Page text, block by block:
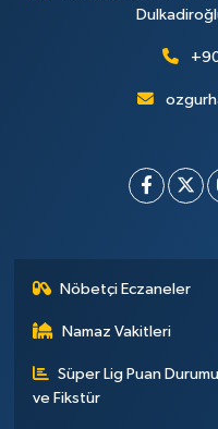
Nöbetçi Eczaneler
Namaz Vakitleri
Süper Lig Puan Durumu
ve Fikstür